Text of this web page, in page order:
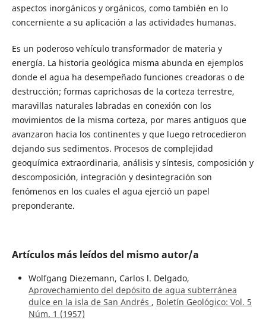
aspectos inorgánicos y orgánicos, como también en lo
concerniente a su aplicación a las actividades humanas.
Es un poderoso vehículo transformador de materia y
energía. La historia geológica misma abunda en ejemplos
donde el agua ha desempeñado funciones creadoras o de
destrucción; formas caprichosas de la corteza terrestre,
maravillas naturales labradas en conexión con los
movimientos de la misma corteza, por mares antiguos que
avanzaron hacia los continentes y que luego retrocedieron
dejando sus sedimentos. Procesos de complejidad
geoquímica extraordinaria, análisis y síntesis, composición y
descomposición, integración y desintegración son
fenómenos en los cuales el agua ejerció un papel
preponderante.
Artículos más leídos del mismo autor/a
Wolfgang Diezemann, Carlos l. Delgado,
Aprovechamiento del depósito de agua subterránea
dulce en la isla de San Andrés , Boletín Geológico: Vol. 5
Núm. 1 (1957)